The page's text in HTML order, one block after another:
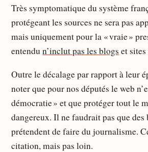
Très symptomatique du système
protégeant les sources ne sera pas
mais uniquement pour la « vraie »
entendun’inclut pas les blogs et
Outre le décalage par rapport à leur
noter que pour nos députés le web
démocratie » et que protéger tout le
dangereux. Il ne faudrait pas que des
prétendent de faire du journalisme.
citation, mais pas loin.